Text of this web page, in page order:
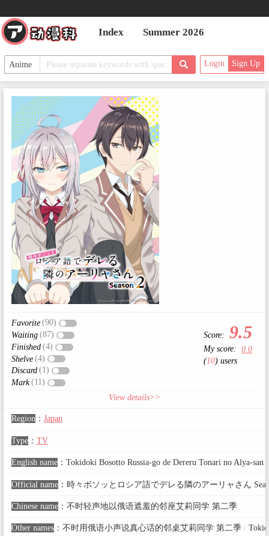
Index Summer 2026
Login Sign Up
Favorite (90)
Waiting (87)
Finished (4)
Shelve (4)
Discard (1)
Mark (11)
Score: 9.5
My score:
0.0
(10) users
View details>>
Region： Japan
Type： TV
English name： Tokidoki Bosotto Russia-go de Dereru Tonari no Alya-san
Official name： 時々ボソッとロシア語でデレる隣のアーリャさん
Chinese name： 不时轻声地以俄语遮羞的邻座艾莉同学 第二季
Other names： 不时用俄语小声说真心话的邻桌艾莉同学 第二季 /